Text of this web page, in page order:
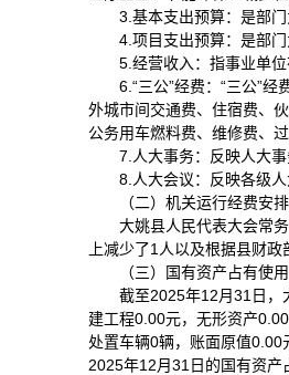
3.基本支出预算：是部
4.项目支出预算：是部
5.经营收入：指事业单
6.“三公”经费：“三公”
外城市间交通费、住宿费、
公务用车燃料费、维修费、
7.人大事务：反映人大事
8.人大会议：反映各级
（二）机关运行经费安
大姚县人民代表大会常
上减少了1人以及根据县财
（三）国有资产占有使
截至2025年12月31日，
建工程0.00元，无形资产
处置车辆0辆，账面原值
2025年12月31日的国有资